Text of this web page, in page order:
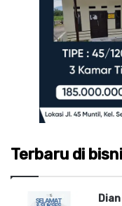
Terbaru di